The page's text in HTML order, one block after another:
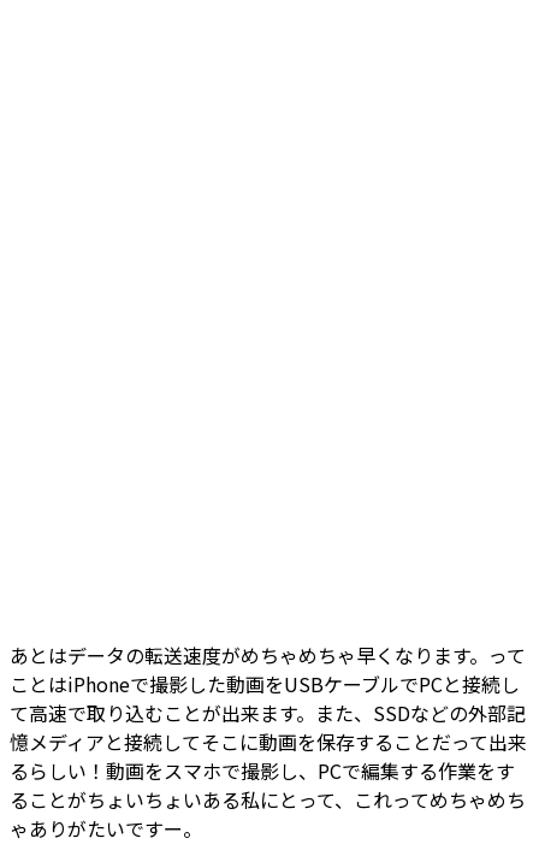
あとはデータの転送速度がめちゃめちゃ早くなります。って
ことはiPhoneで撮影した動画をUSBケーブルでPCと接続し
て高速で取り込むことが出来ます。また、SSDなどの外部記
憶メディアと接続してそこに動画を保存することだって出来
るらしい！動画をスマホで撮影し、PCで編集する作業をす
ることがちょいちょいある私にとって、これってめちゃめち
ゃありがたいですー。